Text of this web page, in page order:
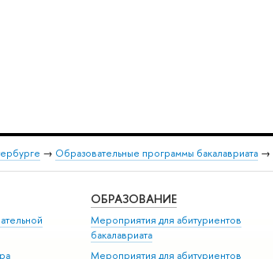
→ Образовательные программы бакалавриата→
ОБРАЗОВАНИЕ
Мероприятия для абитуриентов
бакалавриата
Мероприятия для абитуриентов